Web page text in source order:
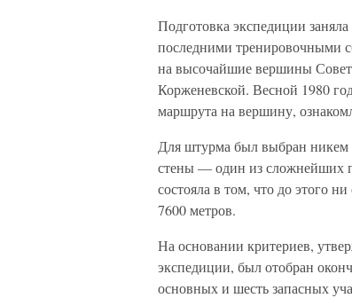
Подготовка экспедиции
последними тренировочными
на высочайшие вершины
Корженевской. Весной 1980
маршрута на вершину,
Для штурма был выбран
стены — один из сложнейших
состояла в том, что до этого
7600 метров.
На основании критериев,
экспедиции, был отобран
основных и шесть запасных